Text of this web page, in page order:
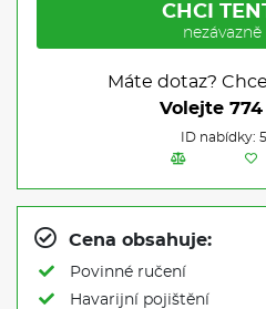
CHCI
Máte dotaz?
Volejte 774
ID nabídky:
Cena obsahuje:
Povinné ručení
Havarijní pojištění